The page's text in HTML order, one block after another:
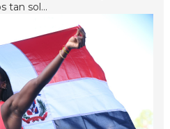
tan sol...